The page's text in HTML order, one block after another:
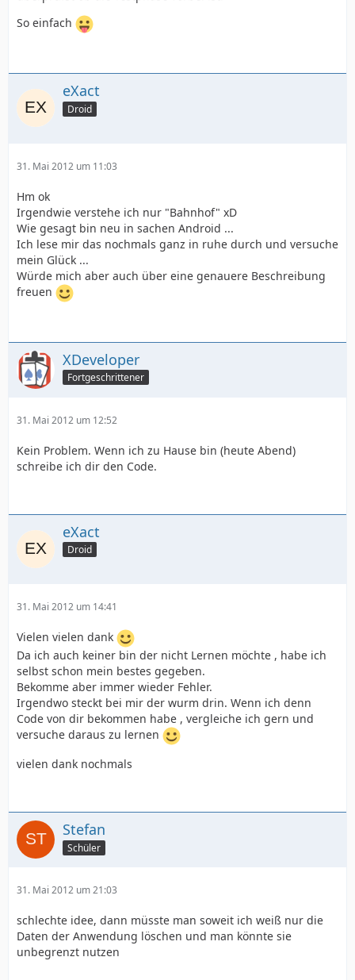
So einfach
eXact
Droid
31. Mai 2012 um 11:03
Hm ok
Irgendwie verstehe ich nur "Bahnhof" xD
Wie gesagt bin neu in sachen Android ...
Ich lese mir das nochmals ganz in ruhe durch und versuche
mein Glück ...
Würde mich aber auch über eine genauere Beschreibung
freuen
XDeveloper
Fortgeschrittener
31. Mai 2012 um 12:52
Kein Problem. Wenn ich zu Hause bin (heute Abend)
schreibe ich dir den Code.
eXact
Droid
31. Mai 2012 um 14:41
Vielen vielen dank
Da ich auch keiner bin der nicht Lernen möchte , habe ich
selbst schon mein bestes gegeben.
Bekomme aber immer wieder Fehler.
Irgendwo steckt bei mir der wurm drin. Wenn ich denn
Code von dir bekommen habe , vergleiche ich gern und
versuche daraus zu lernen
vielen dank nochmals
Stefan
Schüler
31. Mai 2012 um 21:03
schlechte idee, dann müsste man soweit ich weiß nur die
Daten der Anwendung löschen und man könnte sie
unbegrenzt nutzen